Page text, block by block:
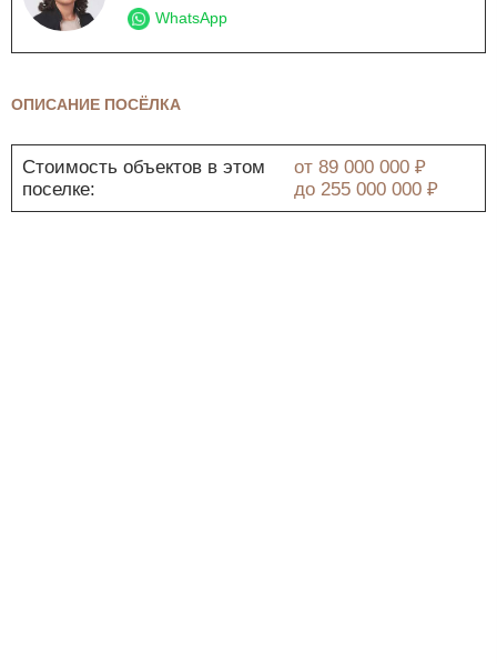
WhatsApp
ОПИСАНИЕ ПОСЁЛКА
Стоимость объектов в этом
поселке:
от 89 000 000 ₽
до 255 000 000 ₽